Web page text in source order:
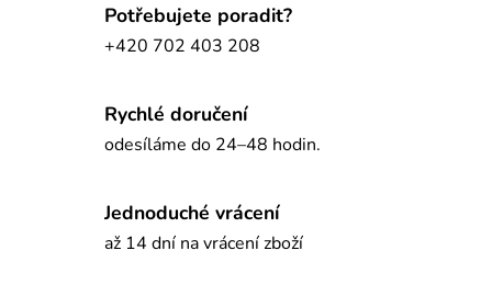
Potřebujete poradit?
+420 702 403 208
Rychlé doručení
odesíláme do 24–48 hodin.
Jednoduché vrácení
až 14 dní na vrácení zboží